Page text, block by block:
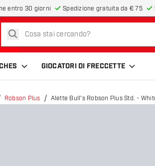
entro 30 giorni Spedizione gratuita da € 75
cerca
GIOCATORI DI FRECCETTE
Robson Plus Alette Bull's Robson Plus Std. -